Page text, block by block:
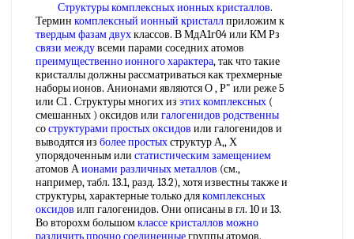
Структуры комплексных ионных кристаллов.
Термин комплексный ионный кристаллприложим к
твердым фазамдвухклассов. В МдА1г04 или КМ Рз
связи междувсеми парами соседних атомов
преимущественно ионного характера, так что такие
кристаллы должны рассматриваться как трехмерные
наборы ионов. Анионами являются О , Р" или реже 5
или С1 . Структуры многих из этих комплексных (
смешанных ) оксидов или галогенидов родственны
соструктурами простых оксидов или галогенидов и
выводятся из более простыхструктур А,, Х
упорядоченным или статистическим замещением
атомов Аионами различных металлов (см.,
например, табл. 13.1, разд. 13.2), хотя известны также и
структуры, характерные только длякомплексных
оксидов илп галогенидов. Они описаны в гл. 10 и 13.
Во второхм большомклассе кристаллов можно
различитьпрочно соединенныегруппы атомов,